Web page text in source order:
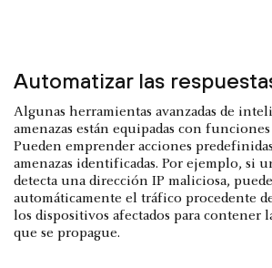
Automatizar las
Algunas herramientas avanzadas de
amenazas están equipadas con
Pueden emprender acciones
amenazas identificadas. Por ejemplo, si
detecta una dirección IP maliciosa,
automáticamente el tráfico procedente
los dispositivos afectados para contener
que se propague.